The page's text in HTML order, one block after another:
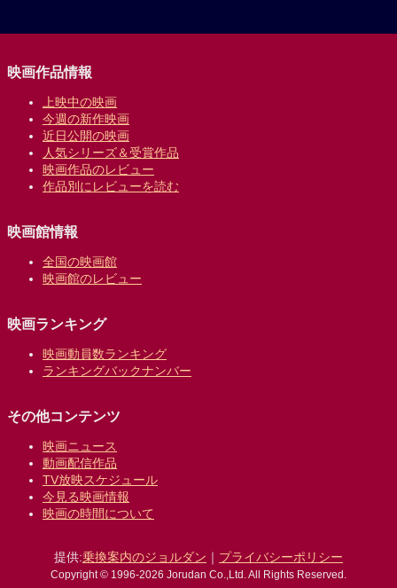
映画作品情報
上映中の映画
今週の新作映画
近日公開の映画
人気シリーズ＆受賞作品
映画作品のレビュー
作品別にレビューを読む
映画館情報
全国の映画館
映画館のレビュー
映画ランキング
映画動員数ランキング
ランキングバックナンバー
その他コンテンツ
映画ニュース
動画配信作品
TV放映スケジュール
今見る映画情報
映画の時間について
提供:乗換案内のジョルダン ｜ プライバシーポリシー
Copyright © 1996-2026 Jorudan Co.,Ltd. All Rights Reserved.